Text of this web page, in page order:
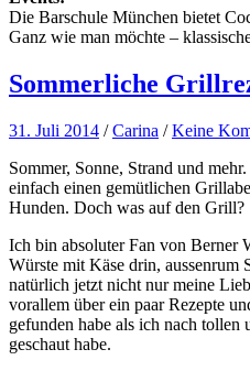
Die Barschule München bietet
Ganz wie man möchte –
Sommerliche
31. Juli 2014 /Carina /Keine
Sommer, Sonne, Strand und
einfach einen gemütlichen
Hunden. Doch was auf den Grill?
Ich bin absoluter Fan von Berner
Würste mit Käse drin, aussenrum
natürlich jetzt nicht nur meine
vorallem über ein paar Rezepte
gefunden habe als ich nach tollen
geschaut habe.